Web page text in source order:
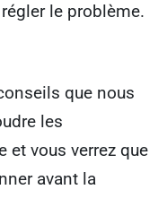
le problème.
que nous
les
et vous verrez que
avant la